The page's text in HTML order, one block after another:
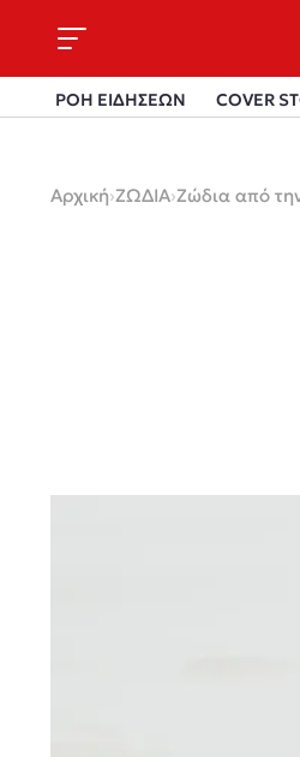
ΡΟΗ ΕΙΔΗΣΕΩΝ COVER
Αρχική›ΖΩΔΙΑ›Ζώδια από